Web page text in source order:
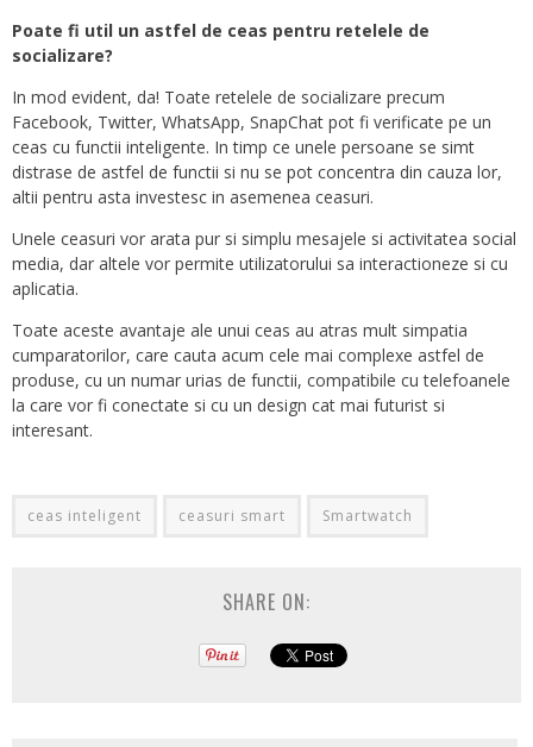
Poate fi util un astfel de ceas pentru retelele de
socializare?
In mod evident, da! Toate retelele de socializare precum
Facebook, Twitter, WhatsApp, SnapChat pot fi verificate pe un
ceas cu functii inteligente. In timp ce unele persoane se simt
distrase de astfel de functii si nu se pot concentra din cauza lor,
altii pentru asta investesc in asemenea ceasuri.
Unele ceasuri vor arata pur si simplu mesajele si activitatea social
media, dar altele vor permite utilizatorului sa interactioneze si cu
aplicatia.
Toate aceste avantaje ale unui ceas au atras mult simpatia
cumparatorilor, care cauta acum cele mai complexe astfel de
produse, cu un numar urias de functii, compatibile cu telefoanele
la care vor fi conectate si cu un design cat mai futurist si
interesant.
ceas inteligent ceasuri smart Smartwatch
SHARE ON: